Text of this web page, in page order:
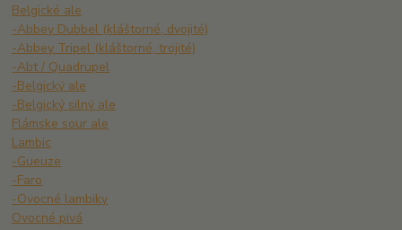
Belgické ale
-Abbey Dubbel (kláštorné, dvojité)
-Abbey Tripel (kláštorné, trojité)
-Abt / Quadrupel
-Belgický ale
-Belgický silný ale
Flámske sour ale
Lambic
-Gueuze
-Faro
-Ovocné lambiky
Ovocné pivá